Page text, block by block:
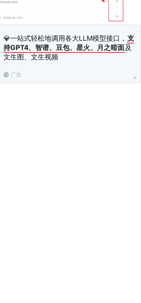
💎一站式轻松地调用各大LLM模型接口， 支
持GPT4、智谱、豆包、星火、月之暗面及
文生图、文生视频
广告